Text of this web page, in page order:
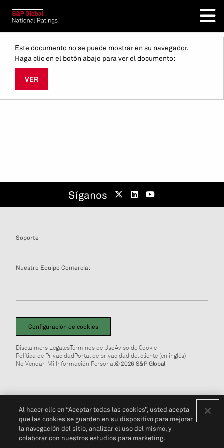
Este documento no se puede mostrar en su navegador.
Haga clic en el botón abajo para ver el documento:
VER
Síganos
Soporte
Nuestro Equipo Comercial
Configuración de cookies
Disclaimers LegalesTérminos de UsoAviso de Cookie
Política de PrivacidadPortal de privacidad del cliente (en inglés)
No Vendan Mi Información Personal© 2026 S&P Global
Al hacer clic en “Aceptar todas las cookies”, usted acepta
que las cookies se guarden en su dispositivo para mejorar
la navegación del sitio, analizar el uso del mismo, y
colaborar con nuestros estudios para marketing.